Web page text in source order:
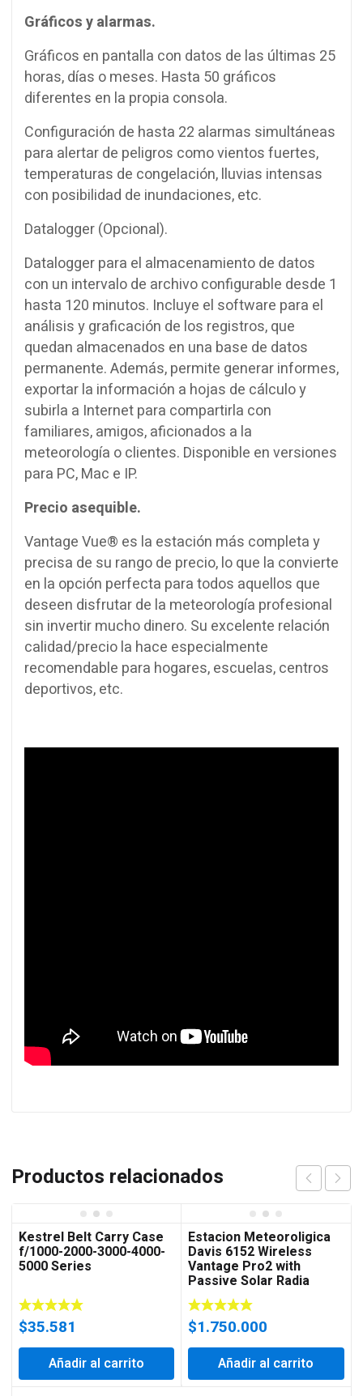
Gráficos y alarmas.
Gráficos en pantalla con datos de las últimas 25
horas, días o meses. Hasta 50 gráficos
diferentes en la propia consola.
Configuración de hasta 22 alarmas simultáneas
para alertar de peligros como vientos fuertes,
temperaturas de congelación, lluvias intensas
con posibilidad de inundaciones, etc.
Datalogger (Opcional).
Datalogger para el almacenamiento de datos
con un intervalo de archivo configurable desde 1
hasta 120 minutos. Incluye el software para el
análisis y graficación de los registros, que
quedan almacenados en una base de datos
permanente. Además, permite generar informes,
exportar la información a hojas de cálculo y
subirla a Internet para compartirla con
familiares, amigos, aficionados a la
meteorología o clientes. Disponible en versiones
para PC, Mac e IP.
Precio asequible.
Vantage Vue® es la estación más completa y
precisa de su rango de precio, lo que la convierte
en la opción perfecta para todos aquellos que
deseen disfrutar de la meteorología profesional
sin invertir mucho dinero. Su excelente relación
calidad/precio la hace especialmente
recomendable para hogares, escuelas, centros
deportivos, etc.
Productos relacionados
Kestrel Belt Carry Case
f/1000-2000-3000-4000-
5000 Series
$35.581
Añadir al carrito
Estacion Meteoroligica
Davis 6152 Wireless
Vantage Pro2 with
Passive Solar Radia
$1.750.000
Añadir al carrito